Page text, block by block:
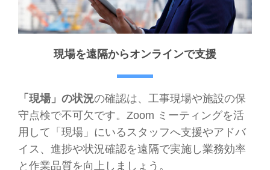
現場を遠隔からオンラインで支援
「現場」の状況の確認は、工事現場や施設の保
守点検で不可欠です。Zoom ミーティングを活
用して「現場」にいるスタッフへ支援やアドバ
イス、進捗や状況確認を遠隔で実施し業務効率
と作業品質を向上しましょう。